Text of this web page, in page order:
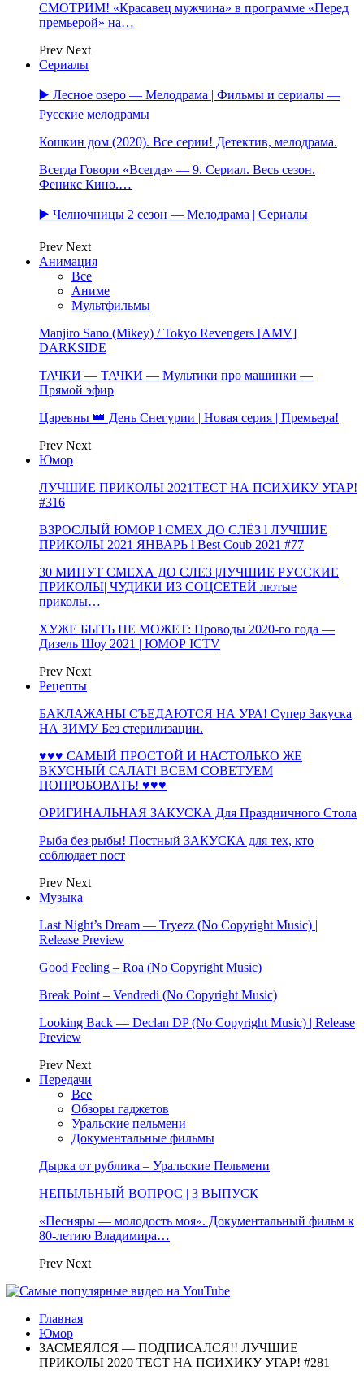
СМОТРИМ! «Красавец мужчина» в программе «Перед
премьерой» на…
Prev Next
Сериалы
▶️ Лесное озеро — Мелодрама | Фильмы и сериалы —
Русские мелодрамы
Кошкин дом (2020). Все серии! Детектив, мелодрама.
Всегда Говори «Всегда» — 9. Сериал. Весь сезон.
Феникс Кино.…
▶️ Челночницы 2 сезон — Мелодрама | Сериалы
Prev Next
Анимация
Все
Аниме
Мультфильмы
Manjiro Sano (Mikey) / Tokyo Revengers [AMV]
DARKSIDE
ТАЧКИ — ТАЧКИ — Мультики про машинки —
Прямой эфир
Царевны 👑 День Снегурии | Новая серия | Премьера!
Prev Next
Юмор
ЛУЧШИЕ ПРИКОЛЫ 2021ТЕСТ НА ПСИХИКУ УГАР!
#316
ВЗРОСЛЫЙ ЮМОР l СМЕХ ДО СЛЁЗ l ЛУЧШИЕ
ПРИКОЛЫ 2021 ЯНВАРЬ l Best Coub 2021 #77
30 МИНУТ СМЕХА ДО СЛЕЗ |ЛУЧШИЕ РУССКИЕ
ПРИКОЛЫ| ЧУДИКИ ИЗ СОЦСЕТЕЙ лютые
приколы…
ХУЖЕ БЫТЬ НЕ МОЖЕТ: Проводы 2020-го года —
Дизель Шоу 2021 | ЮМОР ICTV
Prev Next
Рецепты
БАКЛАЖАНЫ СЪЕДАЮТСЯ НА УРА! Супер Закуска
НА ЗИМУ Без стерилизации.
♥♥♥ САМЫЙ ПРОСТОЙ И НАСТОЛЬКО ЖЕ
ВКУСНЫЙ САЛАТ! ВСЕМ СОВЕТУЕМ
ПОПРОБОВАТЬ! ♥♥♥
ОРИГИНАЛЬНАЯ ЗАКУСКА Для Праздничного Стола
Рыба без рыбы! Постный ЗАКУСКА для тех, кто
соблюдает пост
Prev Next
Музыка
Last Night’s Dream — Tryezz (No Copyright Music) |
Release Preview
Good Feeling – Roa (No Copyright Music)
Break Point – Vendredi (No Copyright Music)
Looking Back — Declan DP (No Copyright Music) | Release
Preview
Prev Next
Передачи
Все
Обзоры гаджетов
Уральские пельмени
Документальные фильмы
Дырка от рублика – Уральские Пельмени
НЕПЫЛЬНЫЙ ВОПРОС | 3 ВЫПУСК
«Песняры — молодость моя». Документальный фильм к
80-летию Владимира…
Prev Next
Главная
Юмор
ЗАСМЕЯЛСЯ — ПОДПИСАЛСЯ!! ЛУЧШИЕ
ПРИКОЛЫ 2020 ТЕСТ НА ПСИХИКУ УГАР! #281